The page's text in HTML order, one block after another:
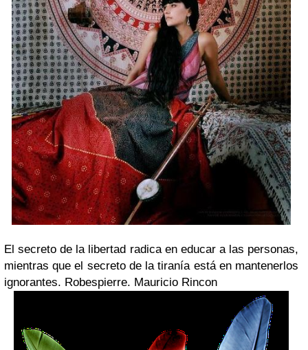
El secreto de la libertad radica en educar a las personas,
mientras que el secreto de la tiranía está en mantenerlos
ignorantes. Robespierre. Mauricio Rincon